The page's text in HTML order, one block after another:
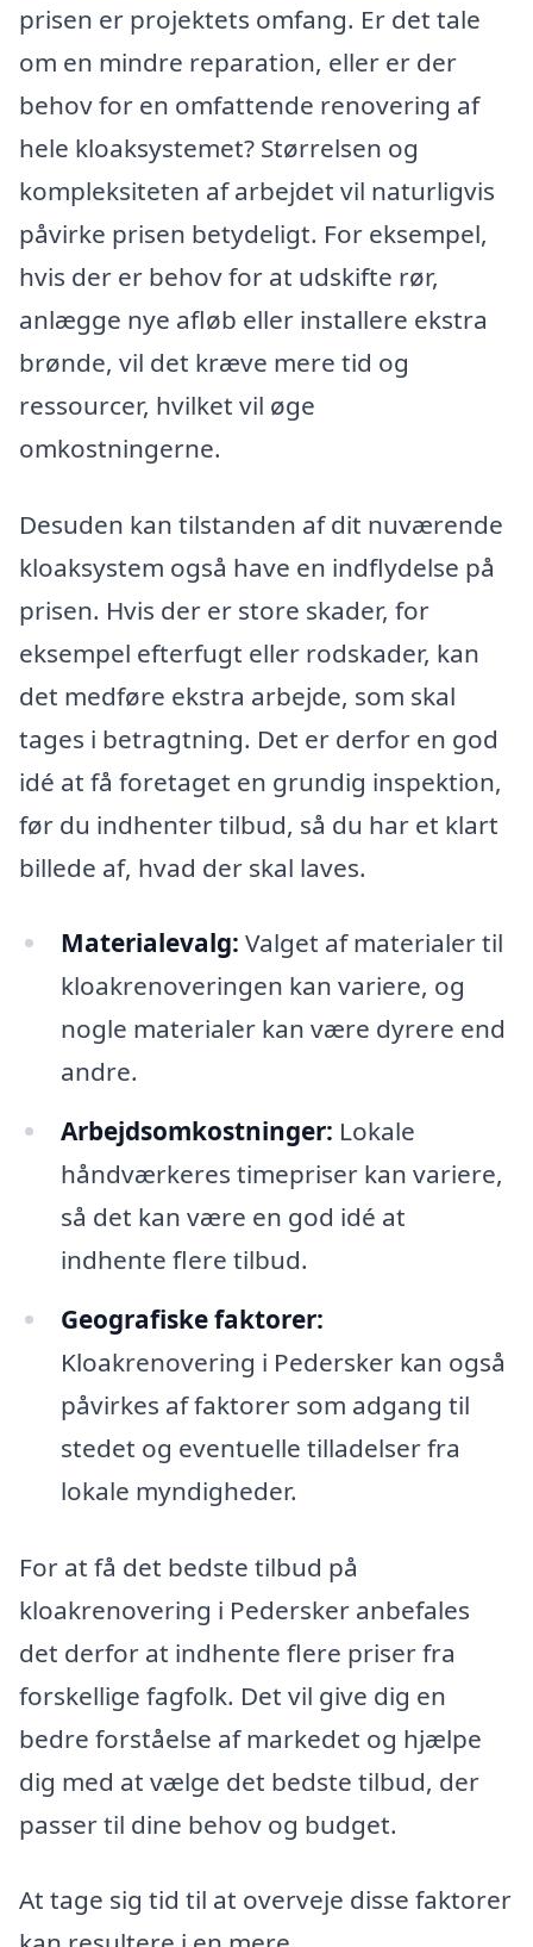
prisen er projektets omfang. Er det tale
om en mindre reparation, eller er der
behov for en omfattende renovering af
hele kloaksystemet? Størrelsen og
kompleksiteten af arbejdet vil naturligvis
påvirke prisen betydeligt. For eksempel,
hvis der er behov for at udskifte rør,
anlægge nye afløb eller installere ekstra
brønde, vil det kræve mere tid og
ressourcer, hvilket vil øge
omkostningerne.
Desuden kan tilstanden af dit nuværende
kloaksystem også have en indflydelse på
prisen. Hvis der er store skader, for
eksempel efterfugt eller rodskader, kan
det medføre ekstra arbejde, som skal
tages i betragtning. Det er derfor en god
idé at få foretaget en grundig inspektion,
før du indhenter tilbud, så du har et klart
billede af, hvad der skal laves.
Materialevalg: Valget af materialer til
kloakrenoveringen kan variere, og
nogle materialer kan være dyrere end
andre.
Arbejdsomkostninger: Lokale
håndværkeres timepriser kan variere,
så det kan være en god idé at
indhente flere tilbud.
Geografiske faktorer:
Kloakrenovering i Pedersker kan også
påvirkes af faktorer som adgang til
stedet og eventuelle tilladelser fra
lokale myndigheder.
For at få det bedste tilbud på
kloakrenovering i Pedersker anbefales
det derfor at indhente flere priser fra
forskellige fagfolk. Det vil give dig en
bedre forståelse af markedet og hjælpe
dig med at vælge det bedste tilbud, der
passer til dine behov og budget.
At tage sig tid til at overveje disse faktorer